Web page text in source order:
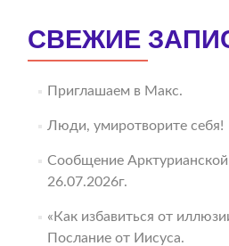
СВЕЖИЕ
Приглашаем в Макс.
Люди, умиротворите себя!
Сообщение
26.07.2026г.
«Как избавиться от
Послание от Иисуса.